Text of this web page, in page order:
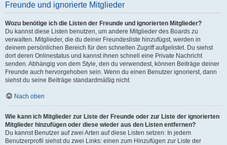
Freunde und ignorierte Mitglieder
Wozu benötige ich die Listen der Freunde und ignorierten Mitglieder?
Du kannst diese Listen benutzen, um andere Mitglieder des Boards zu
verwalten. Mitglieder, die du deiner Freundesliste hinzufügst, werden in
deinem persönlichen Bereich für den schnellen Zugriff aufgelistet. Du siehst
dort deren Onlinestatus und kannst ihnen schnell eine Private Nachricht
senden. Abhängig von dem Style, den du verwendest, können Beiträge deiner
Freunde auch hervorgehoben sein. Wenn du einen Benutzer ignorierst, dann
siehst du seine Beiträge standardmäßig nicht.
Nach oben
Wie kann ich Mitglieder zur Liste der Freunde oder zur Liste der ignorierten
Mitglieder hinzufügen oder diese wieder aus den Listen entfernen?
Du kannst Benutzer auf zwei Arten auf diese Listen setzen: In jedem
Benutzerprofil siehst du zwei Links: einen zum Hinzufügen zur Liste der